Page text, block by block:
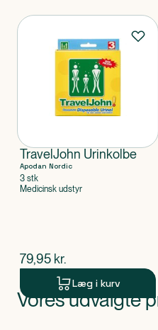
Produkter
TravelJohn Urinkolbe
Apodan Nordic
3 stk
Medicinsk udstyr
$nuværende pris
79,95 kr.
Læg i kurv
Produkt 1 af 0
Vores udvalgte